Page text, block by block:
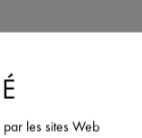
par les sites Web